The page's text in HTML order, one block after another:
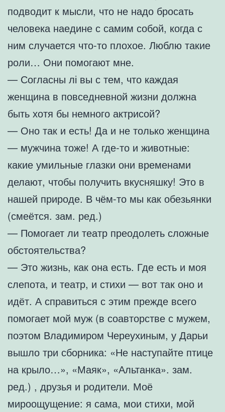
подводит к мысли, что не надо бросать
человека наедине с самим собой, когда с
ним случается что-то плохое. Люблю такие
роли… Они помогают мне.
— Согласны лі вы с тем, что каждая
женщина в повседневной жизни должна
быть хотя бы немного актрисой?
— Оно так и есть! Да и не только женщина
— мужчина тоже! А где-то и животные:
какие умильные глазки они временами
делают, чтобы получить вкусняшку! Это в
нашей природе. В чём-то мы как обезьянки
(смеётся. зам. ред.)
— Помогает ли театр преодолеть сложные
обстоятельства?
— Это жизнь, как она есть. Где есть и моя
слепота, и театр, и стихи — вот так оно и
идёт. А справиться с этим прежде всего
помогает мой муж (в соавторстве с мужем,
поэтом Владимиром Череухиным, у Дарьи
вышло три сборника: «Не наступайте птице
на крыло…», «Маяк», «Альтанка». зам.
ред.) , друзья и родители. Моё
мироощущение: я сама, мои стихи, мой